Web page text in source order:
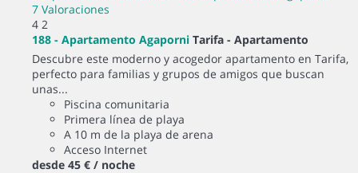
7 Valoraciones
4 2
188 - Apartamento Agaporni Tarifa - Apartamento
Descubre este moderno y acogedor apartamento en Tarifa,
perfecto para familias y grupos de amigos que buscan
unas...
Piscina comunitaria
Primera línea de playa
A 10 m de la playa de arena
Acceso Internet
desde 45 € / noche